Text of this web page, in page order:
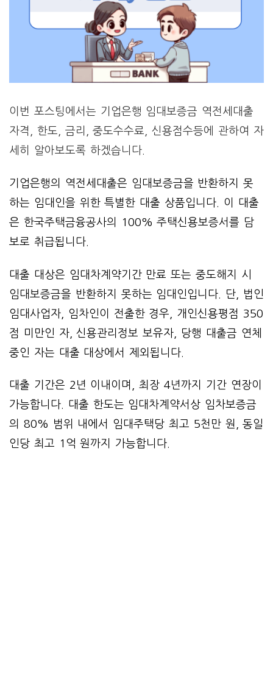
이번 포스팅에서는 기업은행 임대보증금 역전세대출
자격, 한도, 금리, 중도수수료, 신용점수등에 관하여 자
세히 알아보도록 하겠습니다.
기업은행의 역전세대출은 임대보증금을 반환하지 못
하는 임대인을 위한 특별한 대출 상품입니다. 이 대출
은 한국주택금융공사의 100% 주택신용보증서를 담
보로 취급됩니다.
대출 대상은 임대차계약기간 만료 또는 중도해지 시
임대보증금을 반환하지 못하는 임대인입니다. 단, 법인
임대사업자, 임차인이 전출한 경우, 개인신용평점 350
점 미만인 자, 신용관리정보 보유자, 당행 대출금 연체
중인 자는 대출 대상에서 제외됩니다.
대출 기간은 2년 이내이며, 최장 4년까지 기간 연장이
가능합니다. 대출 한도는 임대차계약서상 임차보증금
의 80% 범위 내에서 임대주택당 최고 5천만 원, 동일
인당 최고 1억 원까지 가능합니다.